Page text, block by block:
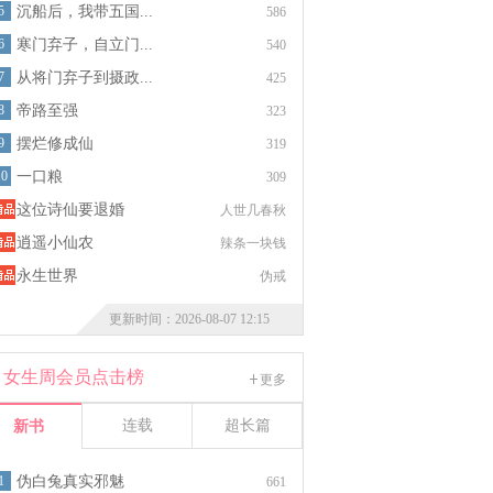
586
沉船后，我带五国...
540
寒门弃子，自立门...
425
从将门弃子到摄政...
323
帝路至强
319
摆烂修成仙
309
一口粮
人世几春秋
这位诗仙要退婚
辣条一块钱
逍遥小仙农
伪戒
永生世界
更新时间：2026-08-07 12:15
更多
女生周会员点击榜
新书 连载 超长篇
661
1 伪白兔真实邪魅